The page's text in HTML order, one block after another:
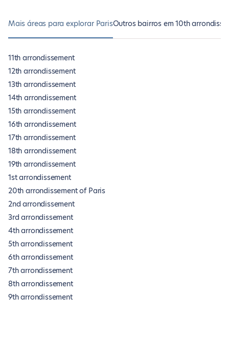
Mais áreas para explorar ParisOutros bairros em 10th
11th arrondissement
12th arrondissement
13th arrondissement
14th arrondissement
15th arrondissement
16th arrondissement
17th arrondissement
18th arrondissement
19th arrondissement
1st arrondissement
20th arrondissement of Paris
2nd arrondissement
3rd arrondissement
4th arrondissement
5th arrondissement
6th arrondissement
7th arrondissement
8th arrondissement
9th arrondissement